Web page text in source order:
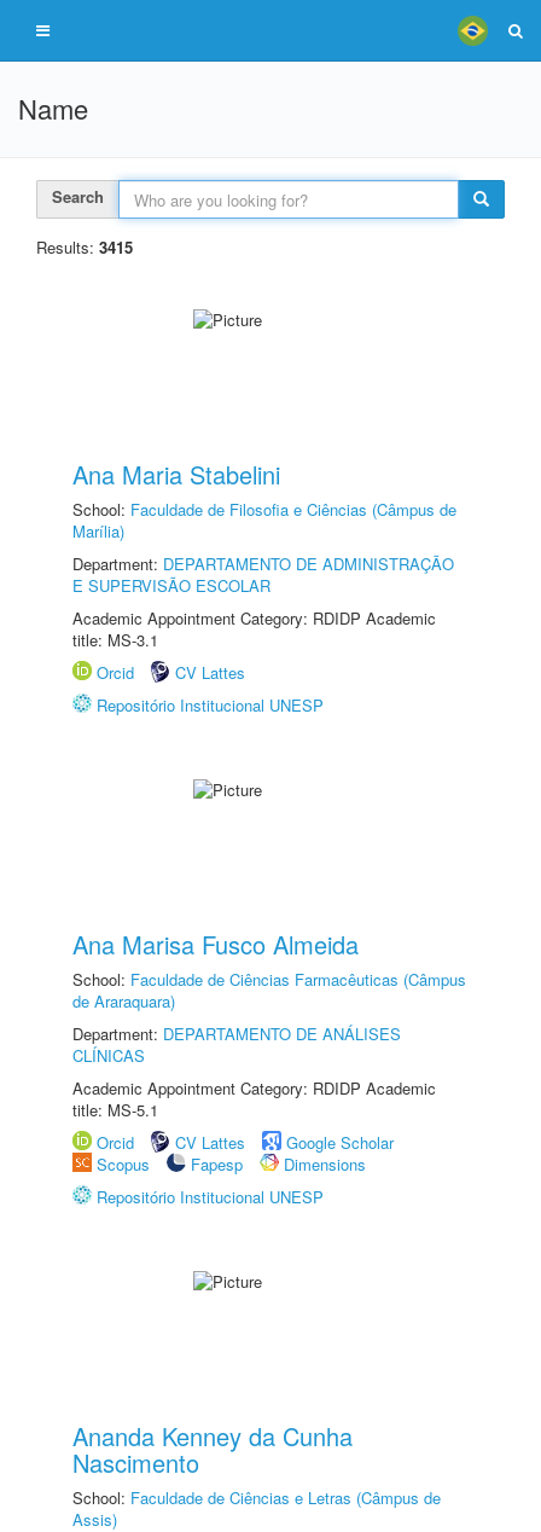
Name
Search
Results: 3415
Ana Maria Stabelini
School: Faculdade de Filosofia e Ciências (Câmpus de
Marília)
Department: DEPARTAMENTO DE ADMINISTRAÇÃO
E SUPERVISÃO ESCOLAR
Academic Appointment Category: RDIDP Academic
title: MS-3.1
Orcid
CV Lattes
Repositório Institucional UNESP
Ana Marisa Fusco Almeida
School: Faculdade de Ciências Farmacêuticas (Câmpus
de Araraquara)
Department: DEPARTAMENTO DE ANÁLISES
CLÍNICAS
Academic Appointment Category: RDIDP Academic
title: MS-5.1
Orcid
CV Lattes
Google Scholar
Scopus
Fapesp
Dimensions
Repositório Institucional UNESP
Ananda Kenney da Cunha
Nascimento
School: Faculdade de Ciências e Letras (Câmpus de
Assis)